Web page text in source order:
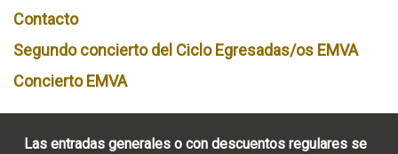
Contacto
Segundo concierto del Ciclo Egresadas/os EMVA
Concierto EMVA
Las entradas generales o con descuentos regulares se